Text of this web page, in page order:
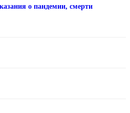
о пандемии, смерти